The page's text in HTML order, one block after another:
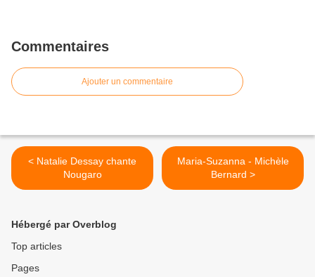
Commentaires
Ajouter un commentaire
< Natalie Dessay chante
Nougaro
Maria-Suzanna - Michèle
Bernard >
Hébergé par Overblog
Top articles
Pages